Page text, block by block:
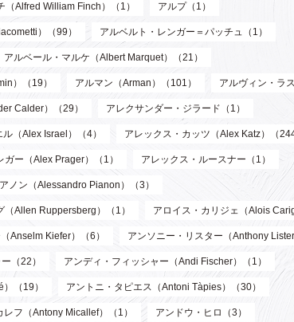
Alfred William Finch）（1） アルプ（1）
）（99） アルベルト・レンガー＝パッチュ（1）
アルベール・マルケ（Albert Marquet）（21）
）（19） アルマン（Arman）（101） アルヴィン・ラ
Calder）（29） アレクサンダー・ジラード（1）
（Alex Israel）（4） アレックス・カッツ（Alex Katz）（
ガー（Alex Prager）（1） アレックス・ルースナー（1）
ノン（Alessandro Pianon）（3）
Allen Ruppersberg）（1） アロイス・カリジェ（Alois
Anselm Kiefer）（6） アンソニー・リスター（Anthony
（22） アンディ・フィッシャー（Andi Fischer）（1）
（19） アントニ・タピエス（Antoni Tàpies）（30）
フ（Antony Micallef）（1） アンドウ・ヒロ（3）